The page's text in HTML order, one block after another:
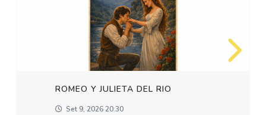
ROMEO Y JULIETA DEL RIO
Set 9, 2026 20:30